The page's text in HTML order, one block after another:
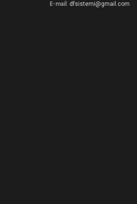
E-mail : dfsistemi@gmail.com